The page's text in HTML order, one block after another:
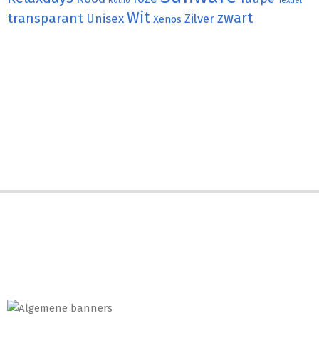
transparant UnisexWit Xenos Zilver zwart